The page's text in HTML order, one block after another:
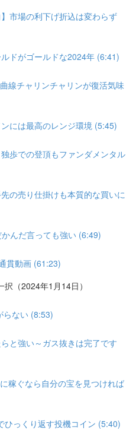
市場の利下げ折込は変わらず
ドがゴールドな2024年 (6:41)
線チャリンチャリンが復活気味
には最高のレンジ環境 (5:45)
歩での登頂もファンダメンタル
の売り仕掛けも本質的な買いに
んだ言っても強い (6:49)
貫動画 (61:23)
（2024年1月14日）
らない (8:53)
と強い～ガス抜きは完了です
稼ぐなら自分の宝を見つければ
ひっくり返す投機コイン (5:40)